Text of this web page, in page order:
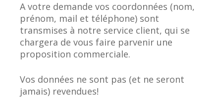
A votre demande vos coordonnées (nom,
prénom, mail et téléphone) sont
transmises à notre service client, qui se
chargera de vous faire parvenir une
proposition commerciale.
Vos données ne sont pas (et ne seront
jamais) revendues!